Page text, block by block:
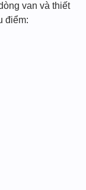
van và thiết
điểm: